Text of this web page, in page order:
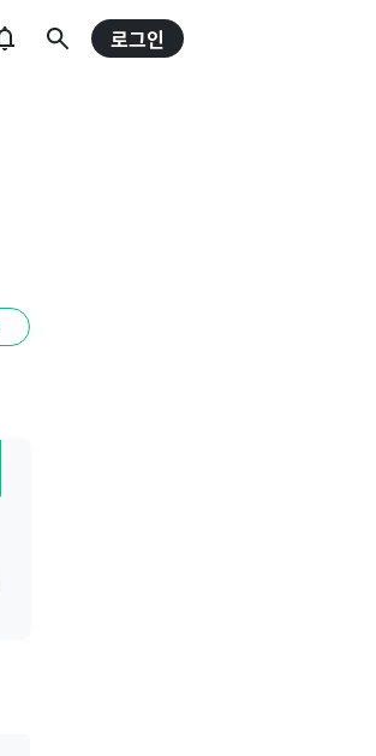
로그인